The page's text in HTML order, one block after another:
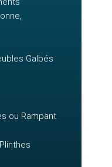
Galbés
ou Rampant